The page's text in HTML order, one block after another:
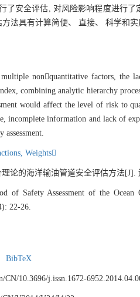
安全评估, 对风险影响程度进行
法具有计算简便、 直接、 科学和
nonquantitative factors, the
combining analytic hierarchy
would affect the level of risk to
incomplete information and lack of
Weights
论的海洋输油管道安全评估方法[J].
of Safety Assessment of the
22-26.
BibTeX
CN/10.3696/j.issn.1672-